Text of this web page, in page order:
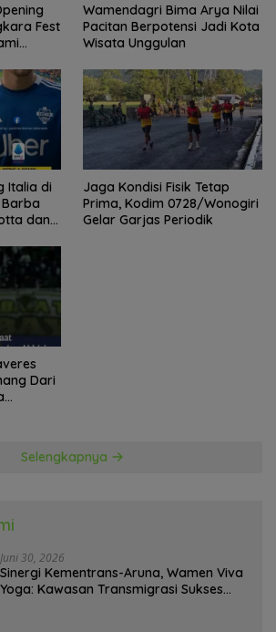
Fest
Wamendagri Bima Arya Nilai
Pacitan Berpotensi Jadi Kota
Wisata Unggulan
Italia di
Barba
dan
Jaga Kondisi Fisik Tetap
Prima, Kodim 0728/Wonogiri
Gelar Garjas Periodik
Dari
Selengkapnya
Juni 30, 2026
Sinergi Kementrans-Aruna, Wamen Viva
Yoga: Kawasan Transmigrasi Sukses